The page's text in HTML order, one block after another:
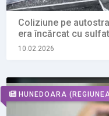
Coliziune pe
era încărcat cu
10.02.2026
HUNEDOARA